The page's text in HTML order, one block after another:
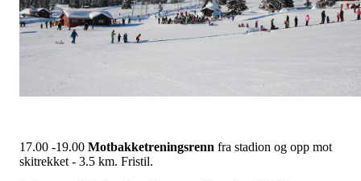
17.00 -19.00 Motbakketreningsrenn fra stadion og opp mot
skitrekket - 3.5 km. Fristil.